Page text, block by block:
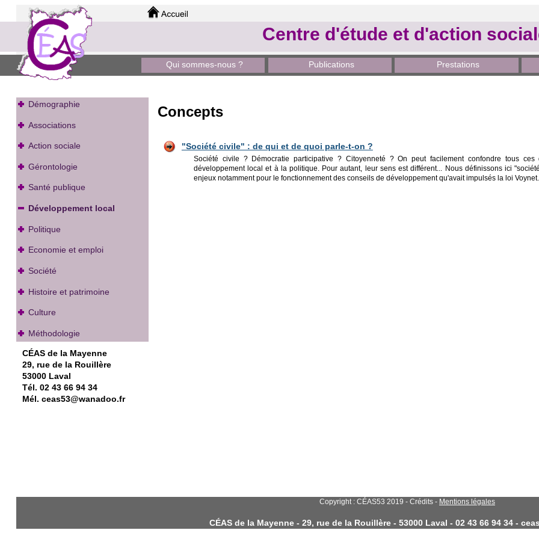
Centre d'étude et d'action
Qui sommes-nous ? Publications Prestations
Démographie
Associations
Action sociale
Gérontologie
Santé publique
Développement local
Politique
Economie et emploi
Société
Histoire et patrimoine
Culture
Méthodologie
CÉAS de la Mayenne
29, rue de la Rouillère
53000 Laval
Tél. 02 43 66 94 34
Mél. ceas53@wanadoo.fr
Concepts
"Société civile" : de qui et de quoi parle-t-on ?
Société civile ? Démocratie participative ? Citoyenneté ? On peut facilement confondre tous ces
développement local et à la politique. Pour autant, leur sens est différent... Nous définissons ici
enjeux notamment pour le fonctionnement des conseils de développement qu'avait impulsés la loi Voynet.
Copyright : CÉAS53 2019 - Crédits - Mentions légales
CÉAS de la Mayenne - 29, rue de la Rouillère - 53000 Laval - 02 43 66 94 34 -